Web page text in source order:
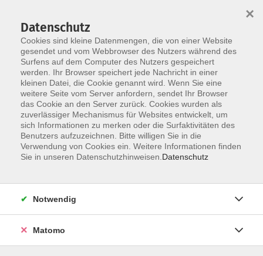
Skip to main content
Der Kurs konnte nicht gefunden werden.
Impressum
Datenschutz
Cookies sind kleine Datenmengen, die von einer Website
gesendet und vom Webbrowser des Nutzers während des
Surfens auf dem Computer des Nutzers gespeichert
werden. Ihr Browser speichert jede Nachricht in einer
kleinen Datei, die Cookie genannt wird. Wenn Sie eine
weitere Seite vom Server anfordern, sendet Ihr Browser
das Cookie an den Server zurück. Cookies wurden als
zuverlässiger Mechanismus für Websites entwickelt, um
sich Informationen zu merken oder die Surfaktivitäten des
Benutzers aufzuzeichnen. Bitte willigen Sie in die
Verwendung von Cookies ein. Weitere Informationen finden
Sie in unseren Datenschutzhinweisen. Datenschutz
×
Notwendig
Matomo